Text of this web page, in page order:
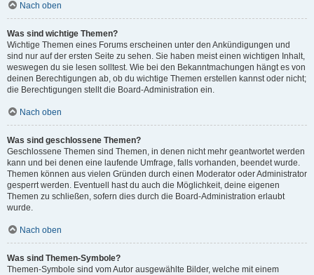
Nach oben
Was sind wichtige Themen?
Wichtige Themen eines Forums erscheinen unter den Ankündigungen und
sind nur auf der ersten Seite zu sehen. Sie haben meist einen wichtigen Inhalt,
weswegen du sie lesen solltest. Wie bei den Bekanntmachungen hängt es von
deinen Berechtigungen ab, ob du wichtige Themen erstellen kannst oder nicht;
die Berechtigungen stellt die Board-Administration ein.
Nach oben
Was sind geschlossene Themen?
Geschlossene Themen sind Themen, in denen nicht mehr geantwortet werden
kann und bei denen eine laufende Umfrage, falls vorhanden, beendet wurde.
Themen können aus vielen Gründen durch einen Moderator oder Administrator
gesperrt werden. Eventuell hast du auch die Möglichkeit, deine eigenen
Themen zu schließen, sofern dies durch die Board-Administration erlaubt
wurde.
Nach oben
Was sind Themen-Symbole?
Themen-Symbole sind vom Autor ausgewählte Bilder, welche mit einem